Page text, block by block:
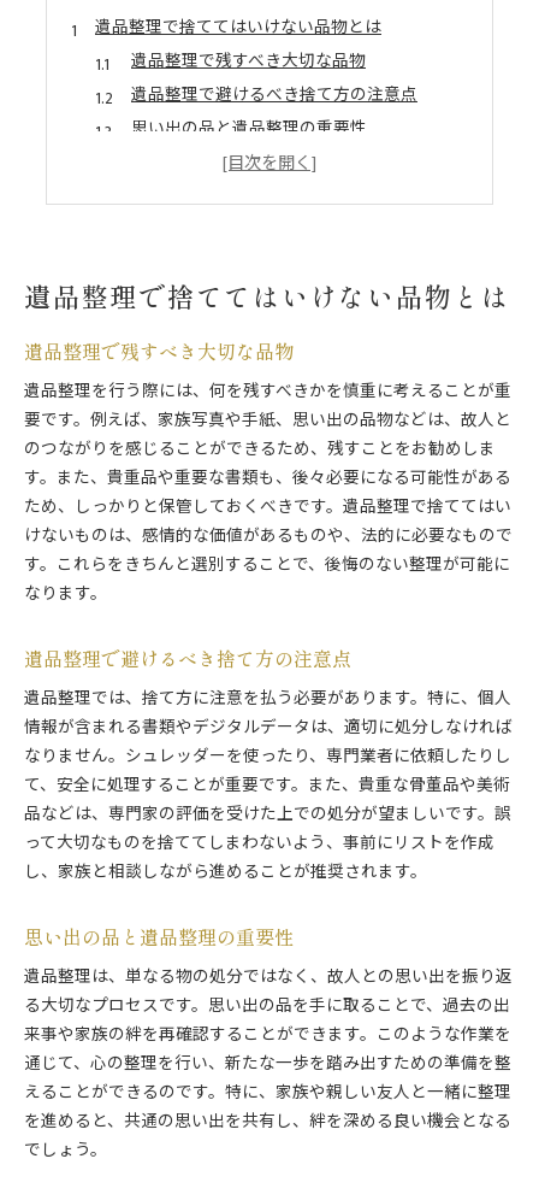
遺品整理で捨ててはいけない品物とは
遺品整理で残すべき大切な品物
遺品整理で避けるべき捨て方の注意点
思い出の品と遺品整理の重要性
遺品整理で考慮すべき家族の思い出
新宿区での遺品整理の基本手順
遺品整理サービスの選び方と注意点
東京都新宿区での遺品整理の準備方法
遺品整理の流れと注意点
東京都心での遺品整理体験談
遺品整理で買取可能な品の対処法
遺品整理で買取可能な品の見極め方
買取可能な品の遺品整理の流れ
市谷八幡町での遺品整理と買取の実体験
買取可能な遺品を見つける際のポイント
市谷八幡町での遺品整理の進め方
市谷八幡町での遺品整理の具体的ステップ
遺品整理をスムーズに進めるための準備
地域に根ざした遺品整理の実践法
市谷八幡町での遺品整理の成功事例
遺品整理での地域のサポート活用法
スムーズな遺品整理のためのポイント
スムーズに進めるための遺品整理のコツ
遺品整理で効率的に進むための準備
遺品整理を円滑にするための心構え
スムーズな遺品整理のためのリスト作成法
遺品整理で捨ててはいけない品物とは
遺品整理で残すべき大切な品物
遺品整理を行う際には、何を残すべきかを慎重に考えることが重
要です。例えば、家族写真や手紙、思い出の品物などは、故人と
のつながりを感じることができるため、残すことをお勧めしま
す。また、貴重品や重要な書類も、後々必要になる可能性がある
ため、しっかりと保管しておくべきです。遺品整理で捨ててはい
けないものは、感情的な価値があるものや、法的に必要なもので
す。これらをきちんと選別することで、後悔のない整理が可能に
なります。
遺品整理で避けるべき捨て方の注意点
遺品整理では、捨て方に注意を払う必要があります。特に、個人
情報が含まれる書類やデジタルデータは、適切に処分しなければ
なりません。シュレッダーを使ったり、専門業者に依頼したりし
て、安全に処理することが重要です。また、貴重な骨董品や美術
品などは、専門家の評価を受けた上での処分が望ましいです。誤
って大切なものを捨ててしまわないよう、事前にリストを作成
し、家族と相談しながら進めることが推奨されます。
思い出の品と遺品整理の重要性
遺品整理は、単なる物の処分ではなく、故人との思い出を振り返
る大切なプロセスです。思い出の品を手に取ることで、過去の出
来事や家族の絆を再確認することができます。このような作業を
通じて、心の整理を行い、新たな一歩を踏み出すための準備を整
えることができるのです。特に、家族や親しい友人と一緒に整理
を進めると、共通の思い出を共有し、絆を深める良い機会となる
でしょう。